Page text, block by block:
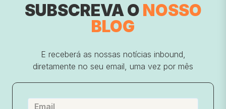
SUBSCREVA O NOSSO
BLOG
E receberá as nossas notícias inbound,
diretamente no seu email, uma vez por mês